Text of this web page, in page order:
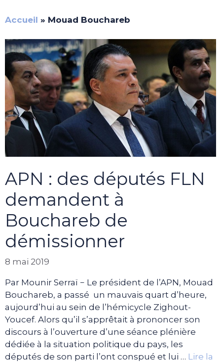
Accueil » Mouad Bouchareb
APN : des députés FLN
demandent à
Bouchareb de
démissionner
8 mai 2019
Par Mounir Serraï − Le président de l’APN, Mouad
Bouchareb, a passé un mauvais quart d’heure,
aujourd’hui au sein de l’hémicycle Zighout-
Youcef. Alors qu’il s’apprêtait à prononcer son
discours à l’ouverture d’une séance plénière
dédiée à la situation politique du pays, les
députés de son parti l’ont conspué et lui … Lire la